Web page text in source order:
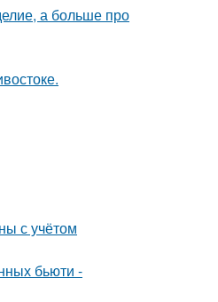
а больше про
с учётом
бьюти -